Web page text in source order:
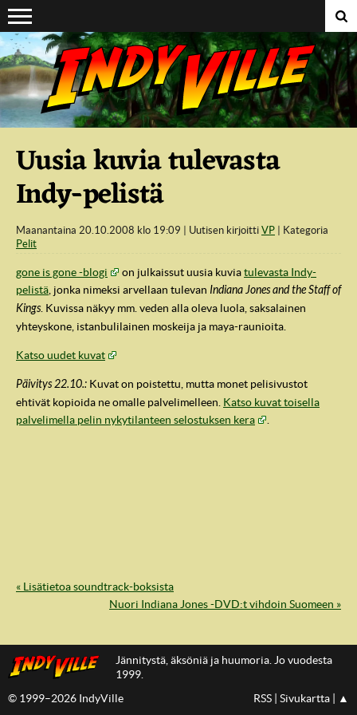
Suoraan sisältöön
IndyVille
Uusia kuvia tulevasta
Indy-pelistä
Maanantaina 20.10.2008 klo 19:09 Uutisen kirjoitti VP
Kategoria
Pelit
gone is gone -blogi on julkaissut uusia kuviatulevasta Indy-
pelistä , jonka nimeksi arvellaan tulevan Indiana Jones and the Staff of
Kings . Kuvissa näkyy mm. veden alla oleva luola, saksalainen
yhteyskone, istanbulilainen moskeija ja maya-raunioita.
Katso uudet kuvat
Päivitys 22.10.: Kuvat on poistettu, mutta monet pelisivustot
ehtivät kopioida ne omalle palvelimelleen. Katso kuvat toisella
palvelimella pelin nykytilanteen selostuksen kera
« Lisätietoa soundtrack-boksista
Nuori Indiana Jones -DVD:t vihdoin Suomeen »
Jännitystä, äksöniä ja huumoria. Jo vuodesta
1999.
© 1999–2026 IndyVille
RSS Sivukartta ▲